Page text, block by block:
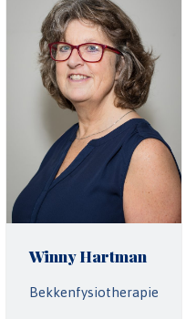
Winny Hartman
Bekkenfysiotherapie